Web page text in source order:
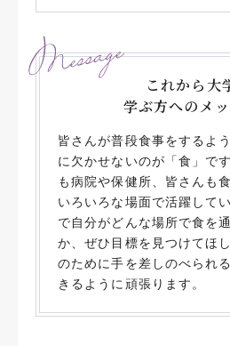
これから大
学ぶ方へのメ
皆さんが普段食事をするよ
に欠かせないのが「食」で
も病院や保健所、皆さんも
いろいろな場面で活躍して
で自分がどんな場所で食を
か、ぜひ目標を見つけてほ
のために手を差しのべられ
きるように頑張ります。